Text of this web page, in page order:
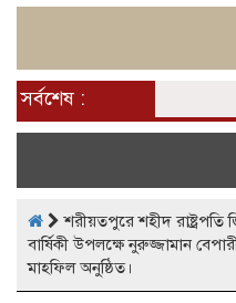
সর্বশেষ :
শরীয়তপুরে শহীদ
বার্ষিকী উপলক্ষে নুরুজ্জামান
মাহফিল অনুষ্ঠিত।